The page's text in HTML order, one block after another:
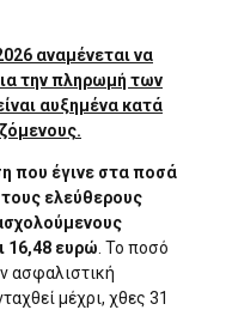
αναμένεται να
την πληρωμή των
αυξημένα κατά
που έγινε στα ποσά
ελεύθερους
16,48 ευρώ . Το ποσό
ασφαλιστική
μέχρι, χθες 31